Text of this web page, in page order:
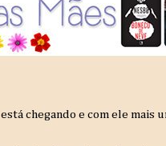
está chegando e com ele